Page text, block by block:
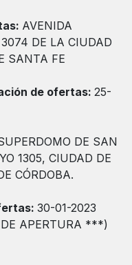
AVENIDA
DE LA CIUDAD
SANTA FE
de ofertas: 25-
DE SAN
1305, CIUDAD DE
CÓRDOBA.
30-01-2023
APERTURA ***)